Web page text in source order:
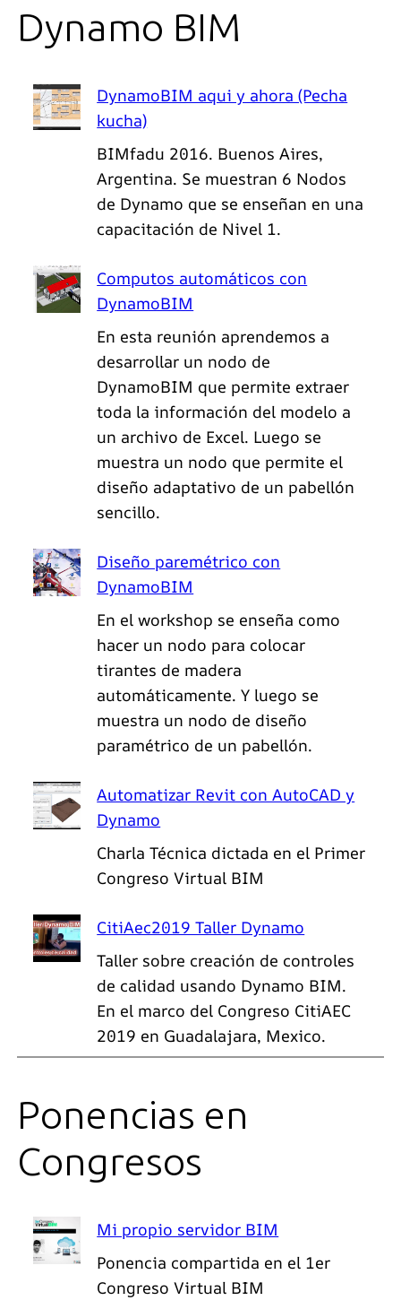
Dynamo BIM
DynamoBIM aqui y ahora (Pecha
kucha)
BIMfadu 2016. Buenos Aires,
Argentina. Se muestran 6 Nodos
de Dynamo que se enseñan en una
capacitación de Nivel 1.
Computos automáticos con
DynamoBIM
En esta reunión aprendemos a
desarrollar un nodo de
DynamoBIM que permite extraer
toda la información del modelo a
un archivo de Excel. Luego se
muestra un nodo que permite el
diseño adaptativo de un pabellón
sencillo.
Diseño paremétrico con
DynamoBIM
En el workshop se enseña como
hacer un nodo para colocar
tirantes de madera
automáticamente. Y luego se
muestra un nodo de diseño
paramétrico de un pabellón.
Automatizar Revit con AutoCAD y
Dynamo
Charla Técnica dictada en el Primer
Congreso Virtual BIM
CitiAec2019 Taller Dynamo
Taller sobre creación de controles
de calidad usando Dynamo BIM.
En el marco del Congreso CitiAEC
2019 en Guadalajara, Mexico.
Ponencias en
Congresos
Mi propio servidor BIM
Ponencia compartida en el 1er
Congreso Virtual BIM